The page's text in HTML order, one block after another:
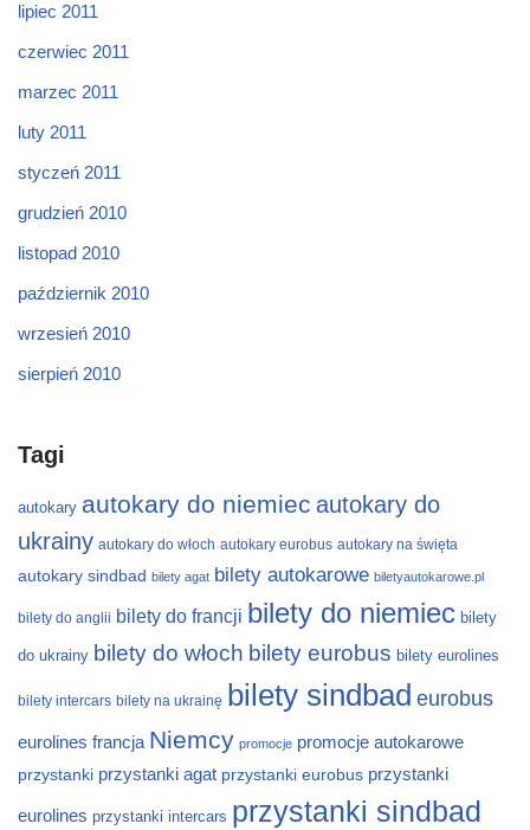
lipiec 2011
czerwiec 2011
marzec 2011
luty 2011
styczeń 2011
grudzień 2010
listopad 2010
październik 2010
wrzesień 2010
sierpień 2010
Tagi
autokary autokary do niemiec autokary do
ukrainy autokary do włoch autokary eurobus autokary na święta
autokary sindbad bilety agat bilety autokarowe biletyautokarowe.pl
bilety do anglii bilety do francji bilety do niemiec bilety
do ukrainy bilety do włoch bilety eurobus bilety eurolines
bilety intercars bilety na ukrainę bilety sindbad eurobus
eurolines francja Niemcy promocje promocje autokarowe
przystanki przystanki agat przystanki eurobus przystanki
eurolines przystanki intercars przystanki sindbad